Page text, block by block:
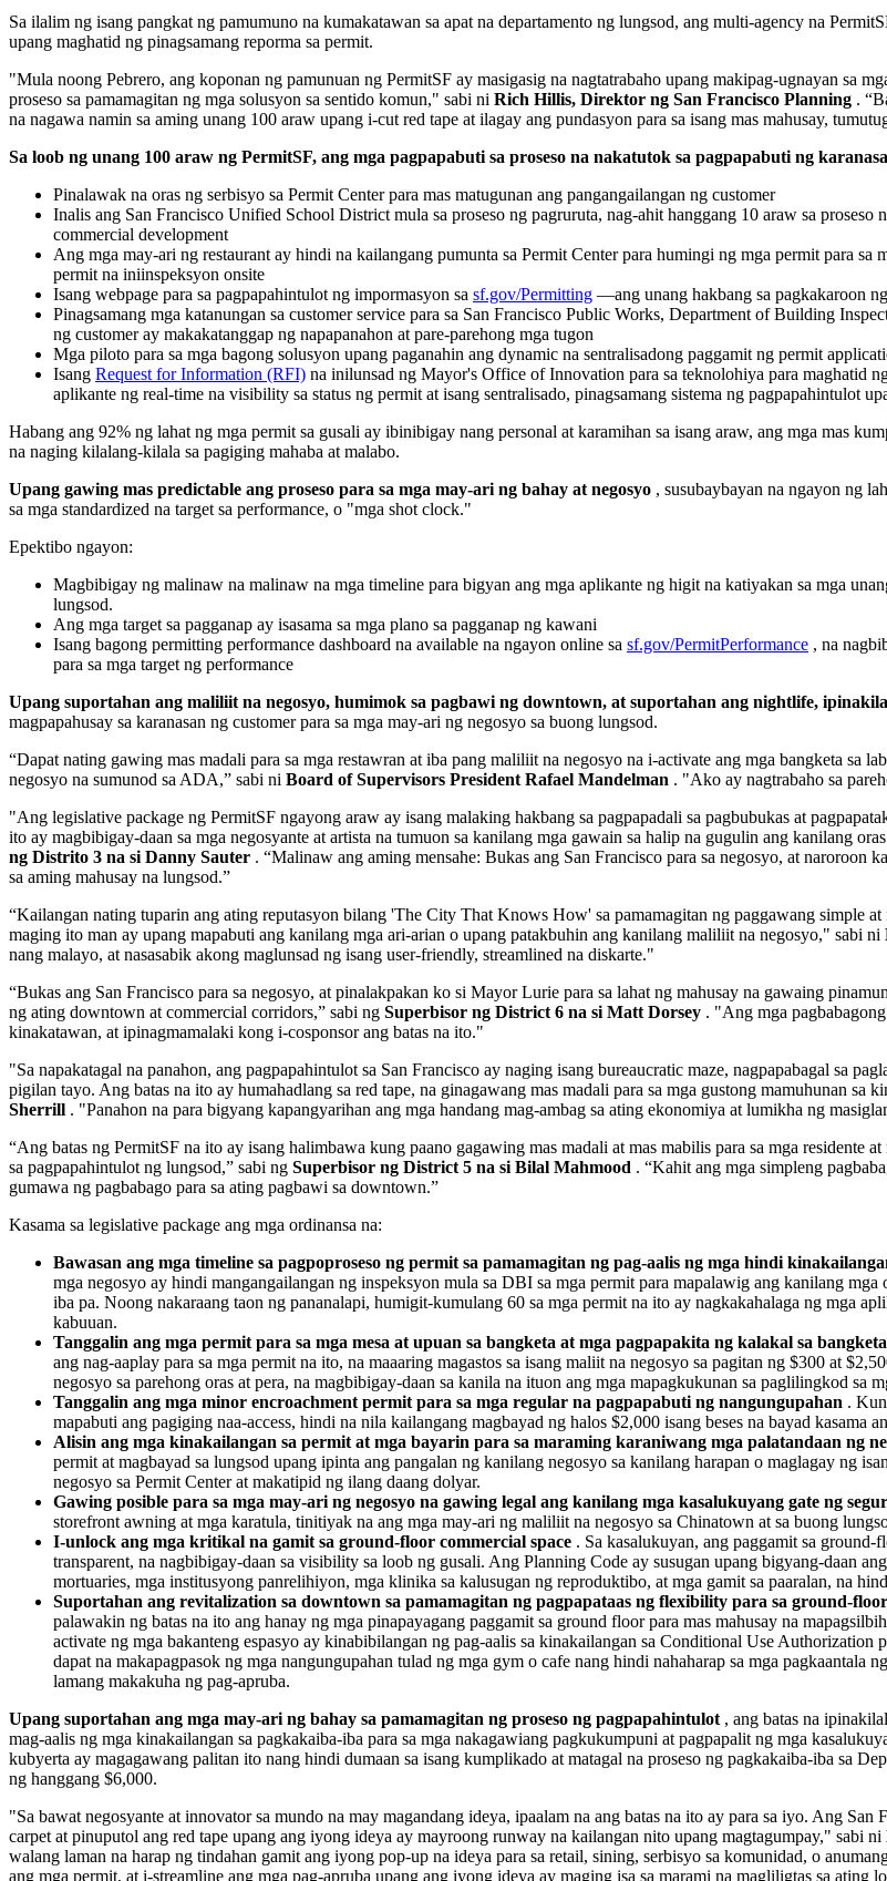
Sa ilalim ng isang pangkat ng pamumuno na kumakatawan sa apat na departamento ng lungsod, ang multi-agency na
upang maghatid ng pinagsamang reporma sa permit.
"Mula noong Pebrero, ang koponan ng pamunuan ng PermitSF ay masigasig na nagtatrabaho upang makipag-ugnayan sa
proseso sa pamamagitan ng mga solusyon sa sentido komun," sabi ni Rich Hillis, Direktor ng San Francisco Planning .
na nagawa namin sa aming unang 100 araw upang i-cut red tape at ilagay ang pundasyon para sa isang mas mahusay,
Sa loob ng unang 100 araw ng PermitSF, ang mga pagpapabuti sa proseso na nakatutok sa pagpapabuti ng
Pinalawak na oras ng serbisyo sa Permit Center para mas matugunan ang pangangailangan ng customer
Inalis ang San Francisco Unified School District mula sa proseso ng pagruruta, nag-ahit hanggang 10 araw sa proseso
commercial development
Ang mga may-ari ng restaurant ay hindi na kailangang pumunta sa Permit Center para humingi ng mga permit para
permit na iniinspeksyon onsite
Isang webpage para sa pagpapahintulot ng impormasyon sa sf.gov/Permitting —ang unang hakbang sa pagkakaroon
Pinagsamang mga katanungan sa customer service para sa San Francisco Public Works, Department of Building
ng customer ay makakatanggap ng napapanahon at pare-parehong mga tugon
Mga piloto para sa mga bagong solusyon upang paganahin ang dynamic na sentralisadong paggamit ng permit
Isang Request for Information (RFI) na inilunsad ng Mayor's Office of Innovation para sa teknolohiya para maghatid
aplikante ng real-time na visibility sa status ng permit at isang sentralisado, pinagsamang sistema ng pagpapahintulot
Habang ang 92% ng lahat ng mga permit sa gusali ay ibinibigay nang personal at karamihan sa isang araw, ang mga mas
na naging kilalang-kilala sa pagiging mahaba at malabo.
Upang gawing mas predictable ang proseso para sa mga may-ari ng bahay at negosyo , susubaybayan na ngayon ng
sa mga standardized na target sa performance, o "mga shot clock."
Epektibo ngayon:
Magbibigay ng malinaw na malinaw na mga timeline para bigyan ang mga aplikante ng higit na katiyakan sa mga
lungsod.
Ang mga target sa pagganap ay isasama sa mga plano sa pagganap ng kawani
Isang bagong permitting performance dashboard na available na ngayon online sa sf.gov/PermitPerformance , na
para sa mga target ng performance
Upang suportahan ang maliliit na negosyo, humimok sa pagbawi ng downtown, at suportahan ang nightlife,
magpapahusay sa karanasan ng customer para sa mga may-ari ng negosyo sa buong lungsod.
“Dapat nating gawing mas madali para sa mga restawran at iba pang maliliit na negosyo na i-activate ang mga bangketa sa
negosyo na sumunod sa ADA,” sabi ni Board of Supervisors President Rafael Mandelman . "Ako ay nagtrabaho sa
"Ang legislative package ng PermitSF ngayong araw ay isang malaking hakbang sa pagpapadali sa pagbubukas at
ito ay magbibigay-daan sa mga negosyante at artista na tumuon sa kanilang mga gawain sa halip na gugulin ang kanilang
ng Distrito 3 na si Danny Sauter . “Malinaw ang aming mensahe: Bukas ang San Francisco para sa negosyo, at
sa aming mahusay na lungsod.”
“Kailangan nating tuparin ang ating reputasyon bilang 'The City That Knows How' sa pamamagitan ng paggawang simple
maging ito man ay upang mapabuti ang kanilang mga ari-arian o upang patakbuhin ang kanilang maliliit na negosyo," sabi ni
nang malayo, at nasasabik akong maglunsad ng isang user-friendly, streamlined na diskarte."
“Bukas ang San Francisco para sa negosyo, at pinalakpakan ko si Mayor Lurie para sa lahat ng mahusay na gawaing
ng ating downtown at commercial corridors,” sabi ng Superbisor ng District 6 na si Matt Dorsey . "Ang mga
kinakatawan, at ipinagmamalaki kong i-cosponsor ang batas na ito."
"Sa napakatagal na panahon, ang pagpapahintulot sa San Francisco ay naging isang bureaucratic maze, nagpapabagal sa
pigilan tayo. Ang batas na ito ay humahadlang sa red tape, na ginagawang mas madali para sa mga gustong mamuhunan sa
Sherrill . "Panahon na para bigyang kapangyarihan ang mga handang mag-ambag sa ating ekonomiya at lumikha ng
“Ang batas ng PermitSF na ito ay isang halimbawa kung paano gagawing mas madali at mas mabilis para sa mga residente
sa pagpapahintulot ng lungsod,” sabi ng Superbisor ng District 5 na si Bilal Mahmood . “Kahit ang mga simpleng
gumawa ng pagbabago para sa ating pagbawi sa downtown.”
Kasama sa legislative package ang mga ordinansa na:
Bawasan ang mga timeline sa pagpoproseso ng permit sa pamamagitan ng pag-aalis ng mga hindi
mga negosyo ay hindi mangangailangan ng inspeksyon mula sa DBI sa mga permit para mapalawig ang kanilang
iba pa. Noong nakaraang taon ng pananalapi, humigit-kumulang 60 sa mga permit na ito ay nagkakahalaga ng mga
kabuuan.
Tanggalin ang mga permit para sa mga mesa at upuan sa bangketa at mga pagpapakita ng kalakal sa
ang nag-aaplay para sa mga permit na ito, na maaaring magastos sa isang maliit na negosyo sa pagitan ng $300 at
negosyo sa parehong oras at pera, na magbibigay-daan sa kanila na ituon ang mga mapagkukunan sa paglilingkod sa
Tanggalin ang mga minor encroachment permit para sa mga regular na pagpapabuti ng nangungupahan .
mapabuti ang pagiging naa-access, hindi na nila kailangang magbayad ng halos $2,000 isang beses na bayad kasama
Alisin ang mga kinakailangan sa permit at mga bayarin para sa maraming karaniwang mga palatandaan ng
permit at magbayad sa lungsod upang ipinta ang pangalan ng kanilang negosyo sa kanilang harapan o maglagay ng
negosyo sa Permit Center at makatipid ng ilang daang dolyar.
Gawing posible para sa mga may-ari ng negosyo na gawing legal ang kanilang mga kasalukuyang gate ng
storefront awning at mga karatula, tinitiyak na ang mga may-ari ng maliliit na negosyo sa Chinatown at sa buong
I-unlock ang mga kritikal na gamit sa ground-floor commercial space . Sa kasalukuyan, ang paggamit sa
transparent, na nagbibigay-daan sa visibility sa loob ng gusali. Ang Planning Code ay susugan upang bigyang-daan
mortuaries, mga institusyong panrelihiyon, mga klinika sa kalusugan ng reproduktibo, at mga gamit sa paaralan, na
Suportahan ang revitalization sa downtown sa pamamagitan ng pagpapataas ng flexibility para sa ground-
palawakin ng batas na ito ang hanay ng mga pinapayagang paggamit sa ground floor para mas mahusay na
activate ng mga bakanteng espasyo ay kinabibilangan ng pag-aalis sa kinakailangan sa Conditional Use
dapat na makapagpasok ng mga nangungupahan tulad ng mga gym o cafe nang hindi nahaharap sa mga pagkaantala
lamang makakuha ng pag-apruba.
Upang suportahan ang mga may-ari ng bahay sa pamamagitan ng proseso ng pagpapahintulot , ang batas na
mag-aalis ng mga kinakailangan sa pagkakaiba-iba para sa mga nakagawiang pagkukumpuni at pagpapalit ng mga
kubyerta ay magagawang palitan ito nang hindi dumaan sa isang kumplikado at matagal na proseso ng pagkakaiba-iba sa
ng hanggang $6,000.
"Sa bawat negosyante at innovator sa mundo na may magandang ideya, ipaalam na ang batas na ito ay para sa iyo. Ang
carpet at pinuputol ang red tape upang ang iyong ideya ay mayroong runway na kailangan nito upang magtagumpay," sabi ni
walang laman na harap ng tindahan gamit ang iyong pop-up na ideya para sa retail, sining, serbisyo sa komunidad, o
ang mga permit, at i-streamline ang mga pag-apruba upang ang iyong ideya ay maging isa sa marami na magliligtas sa ating